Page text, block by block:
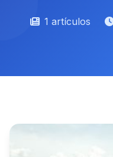
1 artículos